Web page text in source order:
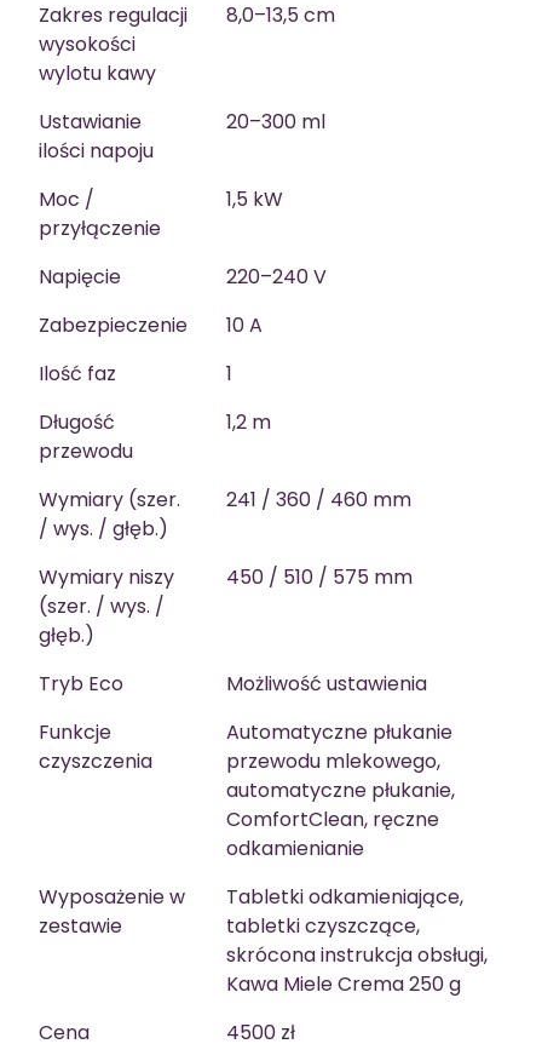
Zakres regulacji
wysokości
wylotu kawy
8,0–13,5 cm
Ustawianie
ilości napoju
20–300 ml
Moc /
przyłączenie
1,5 kW
Napięcie
220–240 V
Zabezpieczenie
10 A
Ilość faz
1
Długość
przewodu
1,2 m
Wymiary (szer.
/ wys. / głęb.)
241 / 360 / 460 mm
Wymiary niszy
(szer. / wys. /
głęb.)
450 / 510 / 575 mm
Tryb Eco
Możliwość ustawienia
Funkcje
czyszczenia
Automatyczne płukanie
przewodu mlekowego,
automatyczne płukanie,
ComfortClean, ręczne
odkamienianie
Wyposażenie w
zestawie
Tabletki odkamieniające,
tabletki czyszczące,
skrócona instrukcja obsługi,
Kawa Miele Crema 250 g
Cena
4500 zł